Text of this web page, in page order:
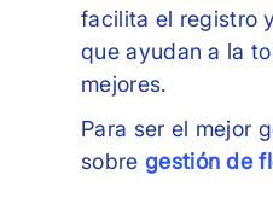
facilita el registro
que ayudan a la
mejores.
Para ser el mejor
sobre gestión de